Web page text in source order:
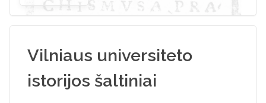
Vilniaus universiteto
istorijos šaltiniai